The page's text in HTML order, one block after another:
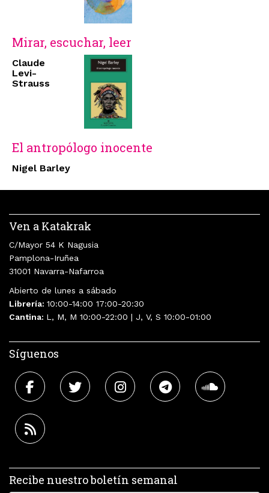
Mirar, escuchar, leer
Claude
Levi-
Strauss
El antropólogo inocente
Nigel Barley
Ven a Katakrak
C/Mayor 54 K Nagusia
Pamplona-Iruñea
31001 Navarra-Nafarroa
Abierto de lunes a sábado
Librería: 10:00-14:00 17:00-20:30
Cantina: L, M, M 10:00-22:00 | J, V, S 10:00-01:00
Síguenos
Recibe nuestro boletín semanal